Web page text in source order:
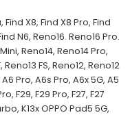
Find X8, Find X8 Pro, Find
N6, Reno16. Reno16 Pro.
Reno14, Reno14 Pro,
Reno13 FS, Reno12, Reno12
A6 Pro, A6s Pro, A6x 5G, A5
F29, F29 Pro, F27, F27
K13x OPPO Pad5 5G,